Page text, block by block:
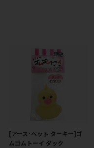
[アース･ペット ターキー]ゴ
ムゴムトーイ ダック